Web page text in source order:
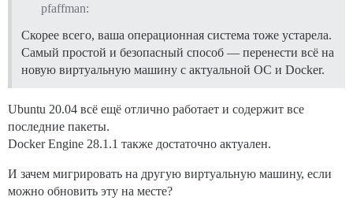
pfaffman:
Скорее всего, ваша операционная система тоже устарела.
Самый простой и безопасный способ — перенести всё на
новую виртуальную машину с актуальной ОС и Docker.
Ubuntu 20.04 всё ещё отлично работает и содержит все
последние пакеты.
Docker Engine 28.1.1 также достаточно актуален.
И зачем мигрировать на другую виртуальную машину, если
можно обновить эту на месте?